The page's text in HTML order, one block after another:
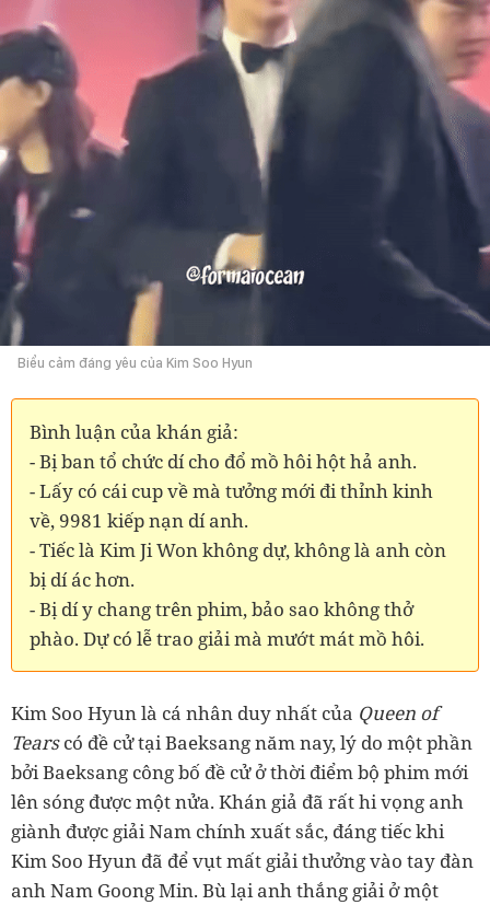
Biểu cảm đáng yêu của Kim Soo Hyun
Bình luận của khán giả:
- Bị ban tổ chức dí cho đổ mồ hôi hột hả anh.
- Lấy có cái cup về mà tưởng mới đi thỉnh kinh
về, 9981 kiếp nạn dí anh.
- Tiếc là Kim Ji Won không dự, không là anh còn
bị dí ác hơn.
- Bị dí y chang trên phim, bảo sao không thở
phào. Dự có lễ trao giải mà mướt mát mồ hôi.
Kim Soo Hyun là cá nhân duy nhất của Queen of
Tearscó đề cử tại Baeksang năm nay, lý do một phần
bởi Baeksang công bố đề cử ở thời điểm bộ phim mới
lên sóng được một nửa. Khán giả đã rất hi vọng anh
giành được giải Nam chính xuất sắc, đáng tiếc khi
Kim Soo Hyun đã để vụt mất giải thưởng vào tay đàn
anh Nam Goong Min. Bù lại anh thắng giải ở một